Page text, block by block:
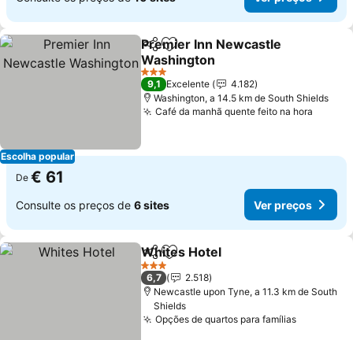
Escolha popular
PartilharAdicionar aos favoritos
Premier Inn Newcastle
Washington
Ver preços
3 Estrelas
9,1 Excelente
4.182
Washington, a 14.5 km de South Shields
Café da manhã quente feito na hora
De € 61
Consulte os preços de 6 sites Ver preços
PartilharAdicionar aos favoritos
Whites Hotel
3 Estrelas
6,7
2.518
Newcastle upon Tyne, a 11.3 km de South
Shields
Opções de quartos para famíliasVer